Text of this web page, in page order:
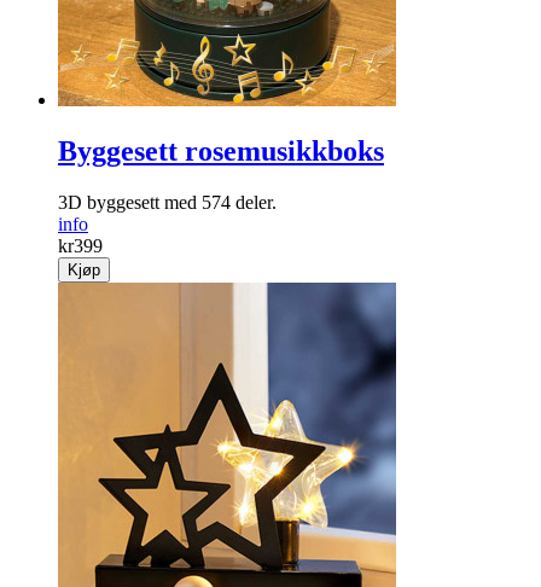
Byggesett rosemusikkboks
3D byggesett med 574 deler.
info
kr399
Kjøp